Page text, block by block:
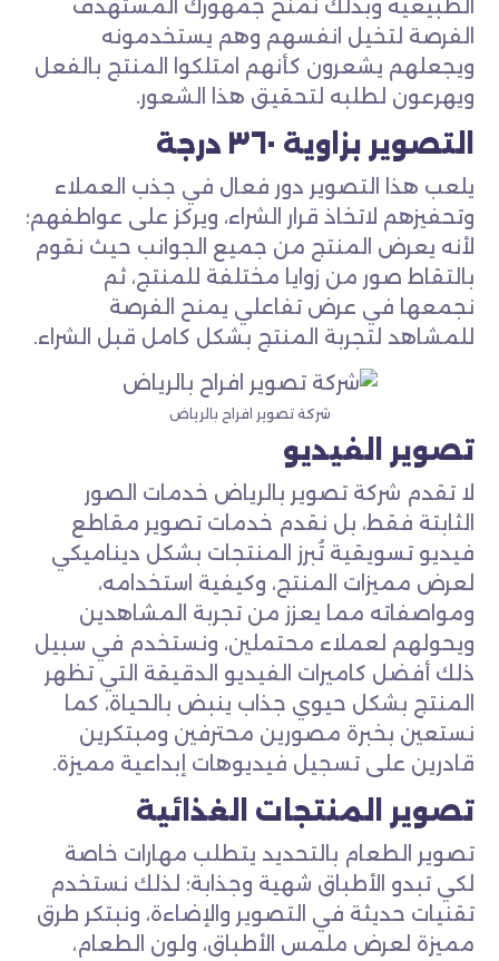
الطبيعية وبذلك نمنح جمهورك المستهدف
الفرصة لتخيل انفسهم وهم يستخدمونه
ويجعلهم يشعرون كأنهم امتلكوا المنتج بالفعل
ويهرعون لطلبه لتحقيق هذا الشعور.
التصوير بزاوية ٣٦٠ درجة
يلعب هذا التصوير دور فعال في جذب العملاء
وتحفيزهم لاتخاذ قرار الشراء، ويركز على عواطفهم؛
لأنه يعرض المنتج من جميع الجوانب حيث نقوم
بالتقاط صور من زوايا مختلفة للمنتج، ثم
نجمعها في عرض تفاعلي يمنح الفرصة
للمشاهد لتجربة المنتج بشكل كامل قبل الشراء.
شركة تصوير افراح بالرياض
تصوير الفيديو
لا تقدم شركة تصوير بالرياض خدمات الصور
الثابتة فقط، بل نقدم خدمات تصوير مقاطع
فيديو تسويقية تُبرز المنتجات بشكل ديناميكي
لعرض مميزات المنتج، وكيفية استخدامه،
ومواصفاته مما يعزز من تجربة المشاهدين
ويحولهم لعملاء محتملين، ونستخدم في سبيل
ذلك أفضل كاميرات الفيديو الدقيقة التي تظهر
المنتج بشكل حيوي جذاب ينبض بالحياة، كما
نستعين بخبرة مصورين محترفين ومبتكرين
قادرين على تسجيل فيديوهات إبداعية مميزة.
تصوير المنتجات الغذائية
تصوير الطعام بالتحديد يتطلب مهارات خاصة
لكي تبدو الأطباق شهية وجذابة؛ لذلك نستخدم
تقنيات حديثة في التصوير والإضاءة، ونبتكر طرق
مميزة لعرض ملمس الأطباق، ولون الطعام،